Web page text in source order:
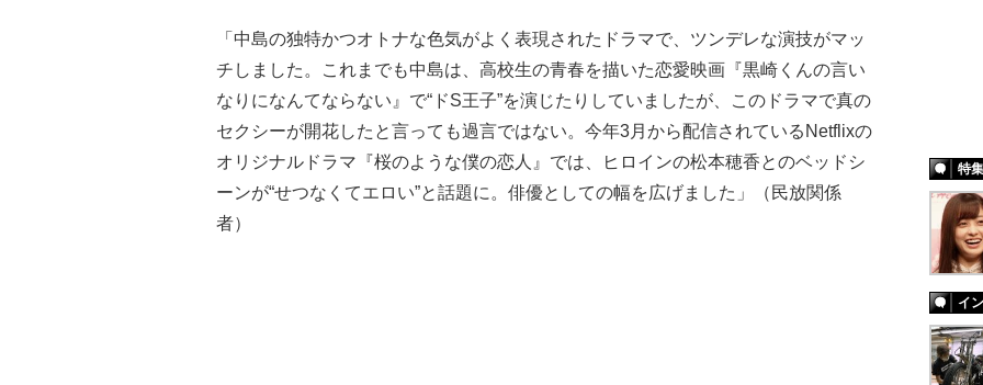
「中島の独特かつオトナな色気がよく表現されたドラマで、ツンデレな演技がマッ
チしました。これまでも中島は、高校生の青春を描いた恋愛映画『黒崎くんの言い
なりになんてならない』で“ドS王子”を演じたりしていましたが、このドラマで真の
セクシーが開花したと言っても過言ではない。今年3月から配信されているNetflixの
オリジナルドラマ『桜のような僕の恋人』では、ヒロインの松本穂香とのベッドシ
ーンが“せつなくてエロい”と話題に。俳優としての幅を広げました」（民放関係
者）
特集
イ